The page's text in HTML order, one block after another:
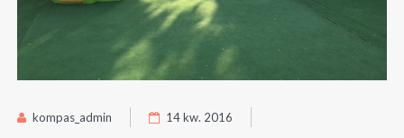
kompas_admin 14 kw. 2016